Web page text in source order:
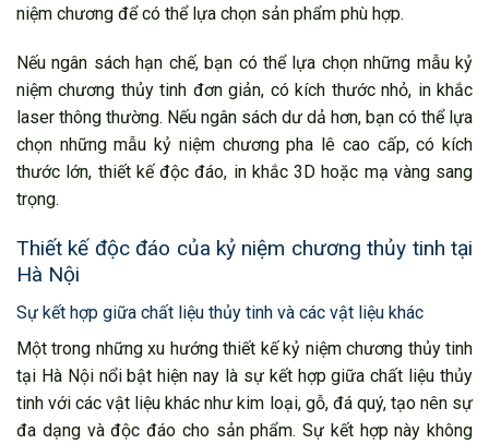
niệm chương để có thể lựa chọn sản phẩm phù hợp.
Nếu ngân sách hạn chế, bạn có thể lựa chọn những mẫu kỷ
niệm chương thủy tinh đơn giản, có kích thước nhỏ, in khắc
laser thông thường. Nếu ngân sách dư dả hơn, bạn có thể lựa
chọn những mẫu kỷ niệm chương pha lê cao cấp, có kích
thước lớn, thiết kế độc đáo, in khắc 3D hoặc mạ vàng sang
trọng.
Thiết kế độc đáo của kỷ niệm chương thủy tinh tại
Hà Nội
Sự kết hợp giữa chất liệu thủy tinh và các vật liệu khác
Một trong những xu hướng thiết kế kỷ niệm chương thủy tinh
tại Hà Nội nổi bật hiện nay là sự kết hợp giữa chất liệu thủy
tinh với các vật liệu khác như kim loại, gỗ, đá quý, tạo nên sự
đa dạng và độc đáo cho sản phẩm. Sự kết hợp này không